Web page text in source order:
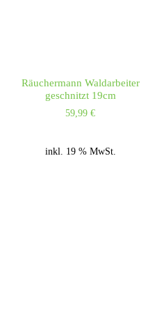
Räuchermann Waldarbeiter
geschnitzt 19cm
59,99€
inkl. 19 % MwSt.